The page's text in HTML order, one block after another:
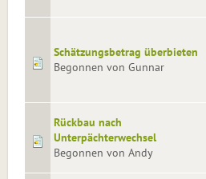
Schätzungsbetrag überbieten
Begonnen von Gunnar
Rückbau nach
Unterpächterwechsel
Begonnen von Andy